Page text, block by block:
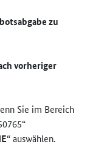
zu
vorheriger
Sie im Bereich
“ auswählen.